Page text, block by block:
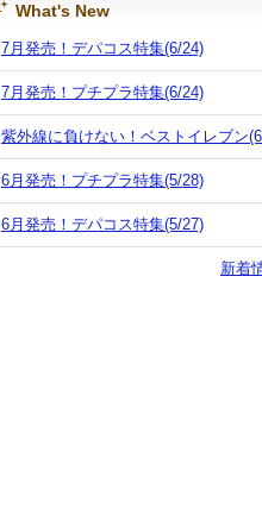
What's New
7月発売！デパコス特集(6/24)
7月発売！プチプラ特集(6/24)
紫外線に負けない！ベストイレブン
6月発売！プチプラ特集(5/28)
6月発売！デパコス特集(5/27)
新着